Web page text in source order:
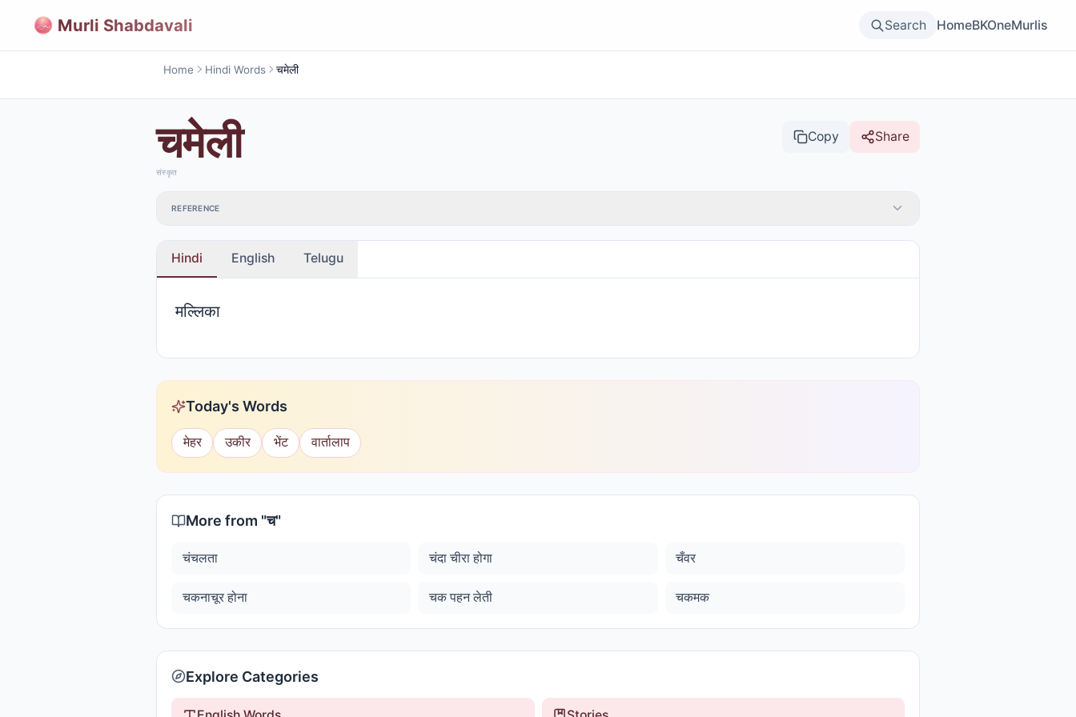
Murli Shabdavali Search HomeBKOneMurlis
Home Hindi Words चमेली
चमेली Copy Share
संस्कृत
REFERENCE
Hindi English Telugu
मल्लिका
Today's Words
मेहर उकीर भेंट वार्तालाप
More from "च"
चंचलता चंदा चीरा होगा चँवर
चकनाचूर होना चक पहन लेती चकमक
Explore Categories